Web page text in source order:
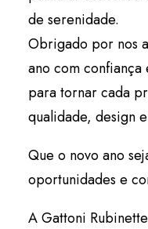
de serenidade.
Obrigado por nos
ano com
para tornar cada
qualidade, design
Que o novo ano
oportunidades e
A Gattoni